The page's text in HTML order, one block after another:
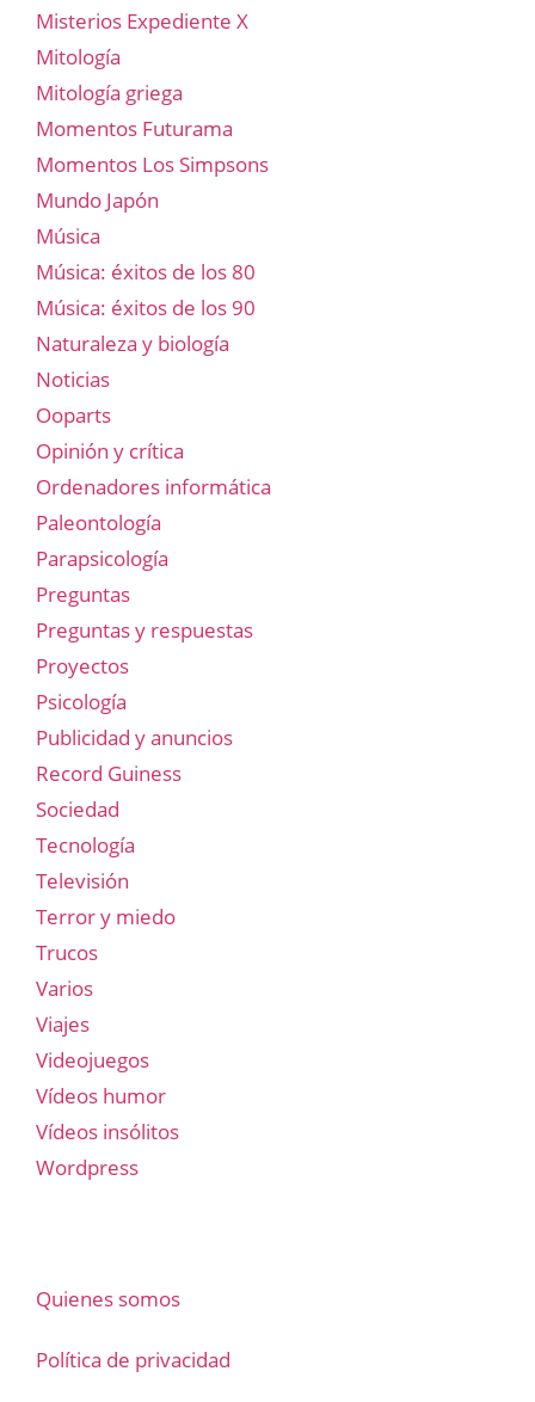
Misterios Expediente X
Mitología
Mitología griega
Momentos Futurama
Momentos Los Simpsons
Mundo Japón
Música
Música: éxitos de los 80
Música: éxitos de los 90
Naturaleza y biología
Noticias
Ooparts
Opinión y crítica
Ordenadores informática
Paleontología
Parapsicología
Preguntas
Preguntas y respuestas
Proyectos
Psicología
Publicidad y anuncios
Record Guiness
Sociedad
Tecnología
Televisión
Terror y miedo
Trucos
Varios
Viajes
Videojuegos
Vídeos humor
Vídeos insólitos
Wordpress
Quienes somos
Política de privacidad